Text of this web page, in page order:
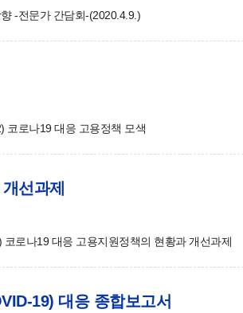
-전문가 간담회-(2020.4.9.)
코로나19 대응 고용정책 모색
선과제
로나19 대응 고용지원정책의 현황과 개선과제
19) 대응 종합보고서